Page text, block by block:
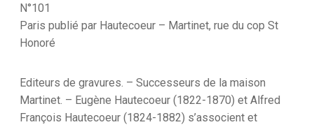
1830
et
à
Cheval
N°101
Paris publié par Hautecoeur – Martinet, rue du cop St
Honoré
Editeurs de gravures. – Successeurs de la maison
Martinet. – Eugène Hautecoeur (1822-1870) et Alfred
François Hautecoeur (1824-1882) s’associent et